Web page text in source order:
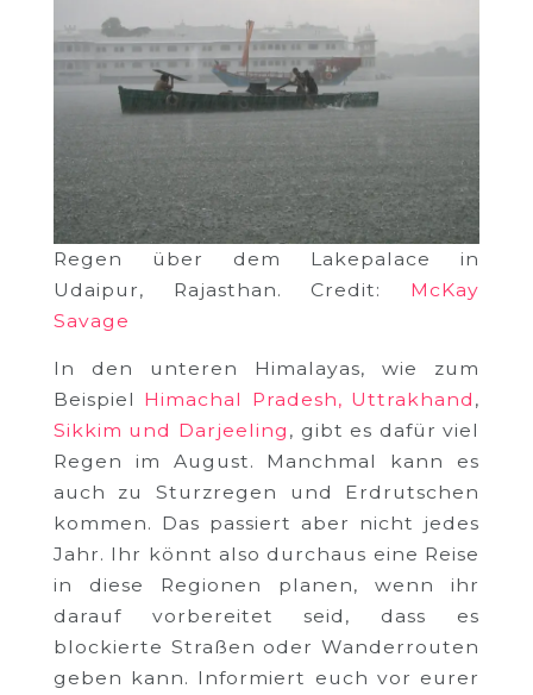
Regen über dem Lakepalace in
Udaipur, Rajasthan. Credit: McKay
Savage
In den unteren Himalayas, wie zum
Beispiel Himachal Pradesh, Uttrakhand ,
Sikkim und Darjeeling , gibt es dafür viel
Regen im August. Manchmal kann es
auch zu Sturzregen und Erdrutschen
kommen. Das passiert aber nicht jedes
Jahr. Ihr könnt also durchaus eine Reise
in diese Regionen planen, wenn ihr
darauf vorbereitet seid, dass es
blockierte Straßen oder Wanderrouten
geben kann. Informiert euch vor eurer